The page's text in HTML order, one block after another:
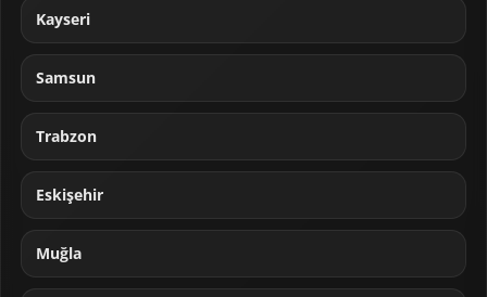
Kayseri
Samsun
Trabzon
Eskişehir
Muğla